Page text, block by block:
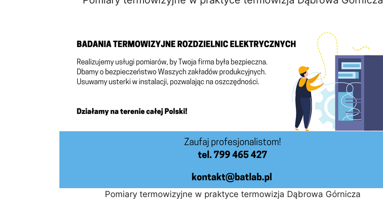
Pomiary termowizyjne w praktyce termowizja Dąbrowa Górnicza